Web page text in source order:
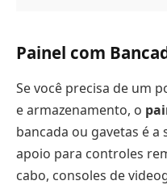
Painel com
Se você precisa de um
e armazenamento, o
bancada ou gavetas é a
apoio para controles
cabo, consoles de